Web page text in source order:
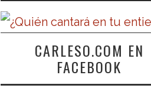
CARLESO.COM EN
FACEBOOK